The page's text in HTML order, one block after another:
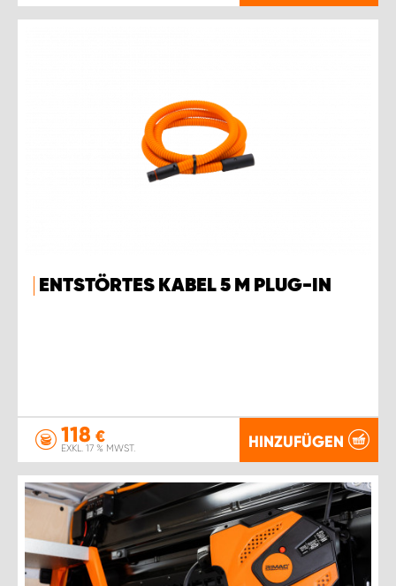
ENTSTÖRTES KABEL 5 M PLUG-IN
118 €
EXKL. 17 % MWST. HINZUFÜGEN